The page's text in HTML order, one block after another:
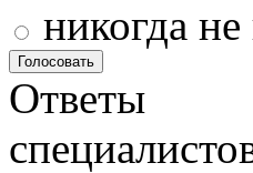
никогда
Ответы